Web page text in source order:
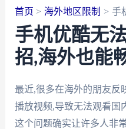
首页 海外地区限制 手
手机优酷无
招,海外也能
最近,很多在海外的朋友反
播放视频,导致无法观看国
这个问题确实让许多人非